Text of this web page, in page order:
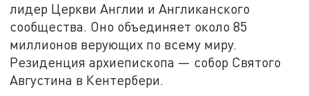
лидер Церкви Англии и Англиканского
сообщества. Оно объединяет около 85
миллионов верующих по всему миру.
Резиденция архиепископа — собор Святого
Августина в Кентербери.